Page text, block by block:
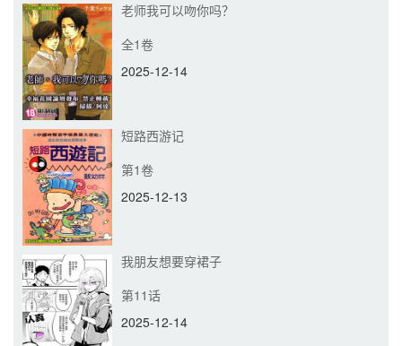
老师我可以吻你吗？
全1卷
2025-12-14
短路西游记
第1卷
2025-12-13
我朋友想要穿裙子
第11话
2025-12-14